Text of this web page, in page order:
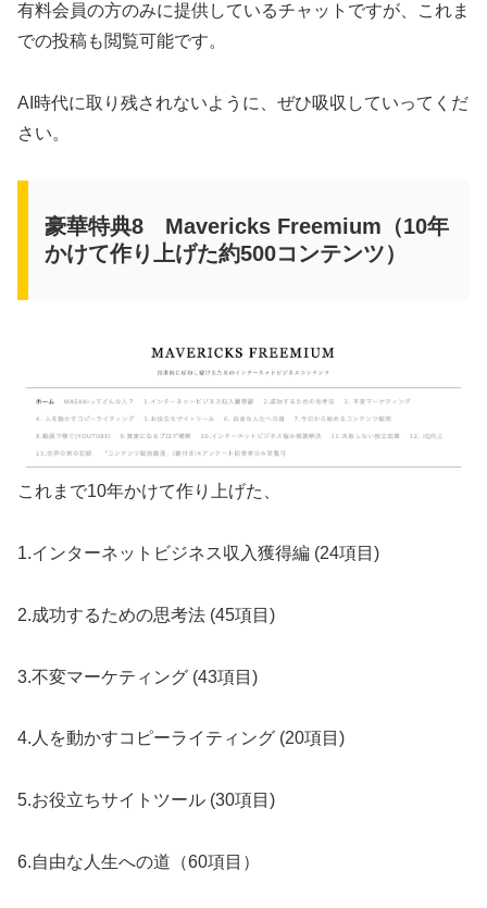
有料会員の方のみに提供しているチャットですが、これま
での投稿も閲覧可能です。
AI時代に取り残されないように、ぜひ吸収していってくだ
さい。
豪華特典8 Mavericks Freemium（10年
かけて作り上げた約500コンテンツ）
これまで10年かけて作り上げた、
1.インターネットビジネス収入獲得編 (24項目)
2.成功するための思考法 (45項目)
3.不変マーケティング (43項目)
4.人を動かすコピーライティング (20項目)
5.お役立ちサイトツール (30項目)
6.自由な人生への道（60項目）